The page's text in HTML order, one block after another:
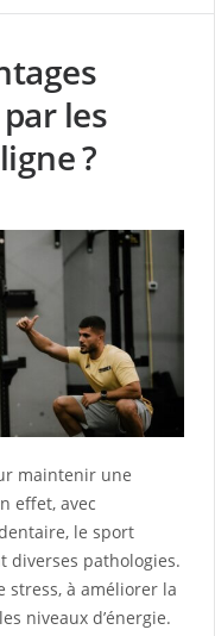
les
?
maintenir une
effet, avec
le sport
diverses pathologies.
stress, à améliorer la
niveaux d’énergie.